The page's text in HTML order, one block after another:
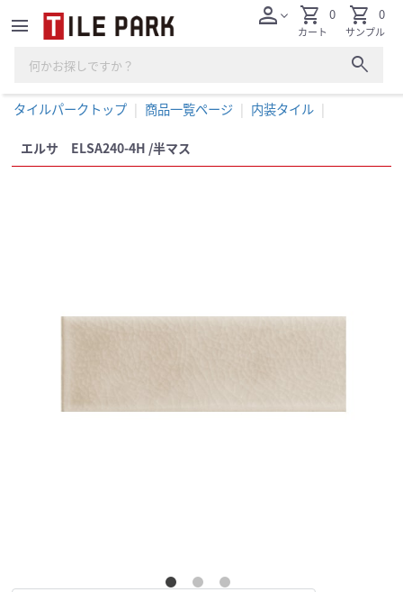
menu
search
personexpand_more shopping_cart
カート
0 shopping_cart
サンプル
0
タイルパークトップ 商品一覧ページ 内装タイル
エルサ ELSA240-4H /半マス